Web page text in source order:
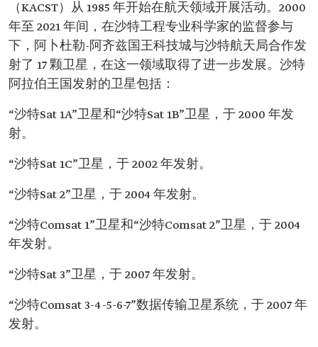
（KACST）从 1985 年开始在航天领域开展活动。2000
年至 2021 年间，在沙特工程专业科学家的监督参与
下，阿卜杜勒-阿齐兹国王科技城与沙特航天局合作发
射了 17 颗卫星，在这一领域取得了进一步发展。沙特
阿拉伯王国发射的卫星包括：
“沙特Sat 1A”卫星和“沙特Sat 1B”卫星，于 2000 年发
射。
“沙特Sat 1C”卫星，于 2002 年发射。
“沙特Sat 2”卫星，于 2004 年发射。
“沙特Comsat 1”卫星和“沙特Comsat 2”卫星，于 2004
年发射。
“沙特Sat 3”卫星，于 2007 年发射。
“沙特Comsat 3-4-5-6-7”数据传输卫星系统，于 2007 年
发射。